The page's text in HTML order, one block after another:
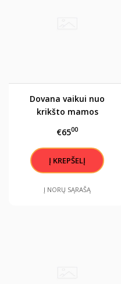
Dovana vaikui nuo
krikšto mamos
€6500
Į NORŲ SĄRAŠĄ